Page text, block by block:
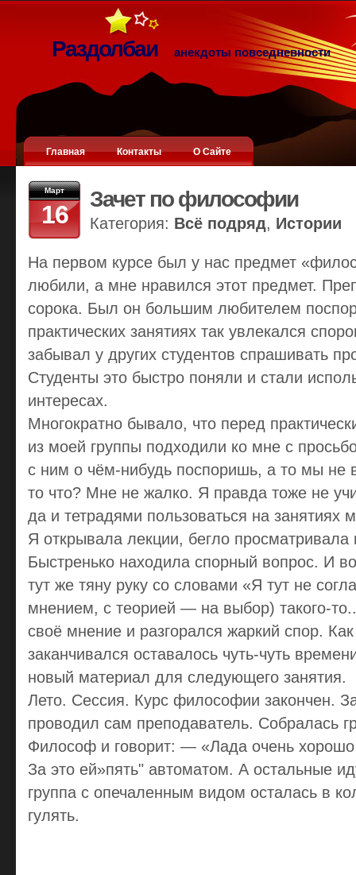
Раздолбаи анекдоты повседневности
Главная Контакты О Сайте
Март
16
Зачет по философии
Категория: Всё подряд, Истории
На первом курсе был у нас предмет
любили, а мне нравился этот предмет.
сорока. Был он большим любителем
практических занятиях так увлекался
забывал у других студентов спрашивать
Студенты это быстро поняли и стали
интересах.
Многократно бывало, что перед
из моей группы подходили ко мне с
с ним о чём-нибудь поспоришь, а то мы не
то что? Мне не жалко. Я правда тоже не
да и тетрадями пользоваться на занятиях
Я открывала лекции, бегло
Быстренько находила спорный вопрос. И
тут же тяну руку со словами «Я тут не
мнением, с теорией — на выбор) такого-
своё мнение и разгорался жаркий спор.
заканчивался оставалось чуть-чуть
новый материал для следующего занятия.
Лето. Сессия. Курс философии закончен.
проводил сам преподаватель. Собралась
Философ и говорит: — «Лада очень хорошо
За это ей»пять" автоматом. А остальные
группа с опечаленным видом осталась в
гулять.